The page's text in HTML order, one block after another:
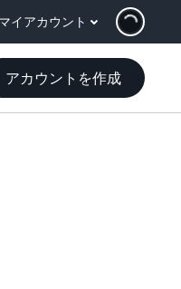
マイアカウント
アカウントを作成